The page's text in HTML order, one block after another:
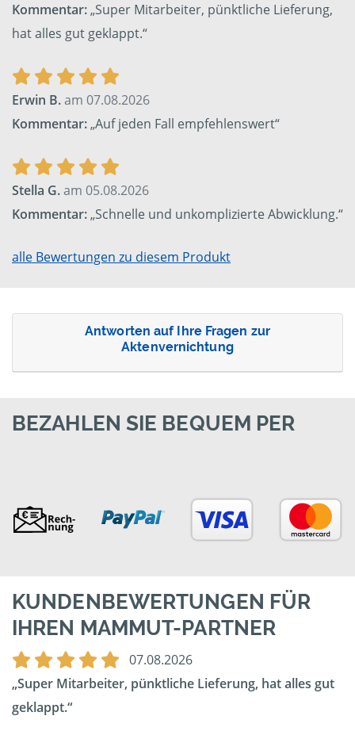
Kommentar:„Super Mitarbeiter, pünktliche Lieferung,
hat alles gut geklappt.“
Erwin B.am 07.08.2026
Kommentar:„Auf jeden Fall empfehlenswert“
Stella G.am 05.08.2026
Kommentar:„Schnelle und unkomplizierte Abwicklung.“
alle Bewertungen zu diesem Produkt
Antworten auf Ihre Fragen zur
Aktenvernichtung
BEZAHLEN SIE BEQUEM PER
KUNDENBEWERTUNGEN FÜR
IHREN MAMMUT-PARTNER
07.08.2026
Super Mitarbeiter, pünktliche Lieferung, hat alles gut
geklappt.